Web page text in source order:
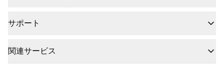
サポート
関連サービス